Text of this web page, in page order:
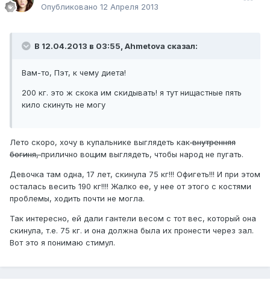
Опубликовано 12 Апреля 2013
В 12.04.2013 в 03:55, Ahmetova сказал:
Вам-то, Пэт, к чему диета!
200 кг. это ж скока им скидывать! я тут нищастные пять
кило скинуть не могу
Лето скоро, хочу в купальнике выглядеть каквнутренняя
богиня,прилично вощим выглядеть, чтобы народ не пугать.
Девочка там одна, 17 лет, скинула 75 кг!!! Офигеть!!! И при этом
осталась весить 190 кг!!!! Жалко ее, у нее от этого с костями
проблемы, ходить почти не могла.
Так интересно, ей дали гантели весом с тот вес, который она
скинула, т.е. 75 кг. и она должна была их пронести через зал.
Вот это я понимаю стимул.